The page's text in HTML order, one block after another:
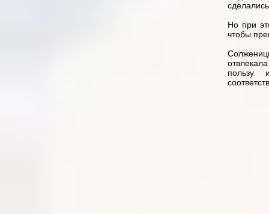
Но при
чтобы
пользу